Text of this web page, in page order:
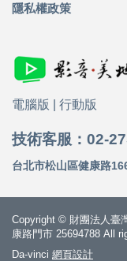
隱私權政策
電腦版 行動版
技術客服：02-
台北市松山區健康路
Copyright © 財團法人臺
康路門市 25694788 All
Da-vinci 網頁設計